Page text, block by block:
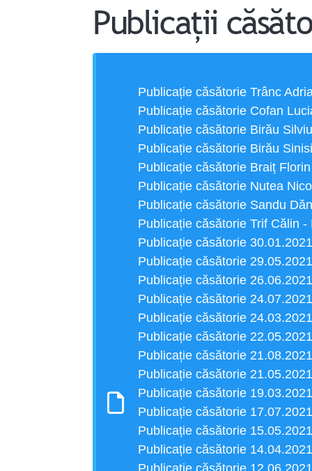
Publicații
Publicație căsătorie Trânc
Publicație căsătorie Cofan
Publicație căsătorie Birău
Publicație căsătorie Birău
Publicație căsătorie Braiț
Publicație căsătorie Nutea
Publicație căsătorie Sandu
Publicație căsătorie Trif Călin
Publicație căsătorie 30.01.2021
Publicație căsătorie 29.05.2021
Publicație căsătorie 26.06.2021
Publicație căsătorie 24.07.2021
Publicație căsătorie 24.03.2021
Publicație căsătorie 22.05.2021
Publicație căsătorie 21.08.2021
Publicație căsătorie 21.05.2021
Publicație căsătorie 19.03.2021
Publicație căsătorie 17.07.2021
Publicație căsătorie 15.05.2021
Publicație căsătorie 14.04.2021
Publicație căsătorie 12.06.2021